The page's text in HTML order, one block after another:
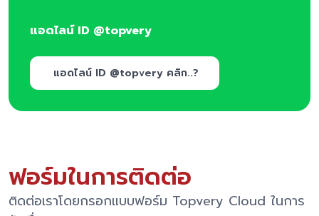
แอดไลน์ ID @topvery
แอดไลน์ ID @topvery คลิก..?
ฟอร์มในการติดต่อ
ติดต่อเราโดยกรอกแบบฟอร์ม Topvery Cloud ในการ